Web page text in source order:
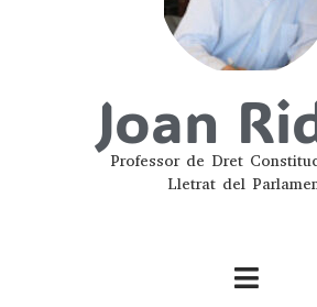
Joan
Professor de Dret
Lletrat del